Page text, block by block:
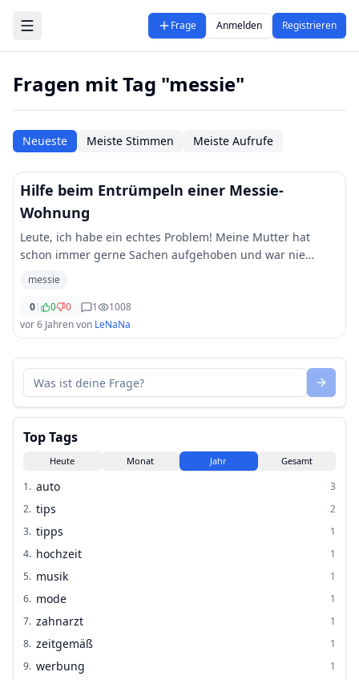
Zum Hauptinhalt springen
Frage Anmelden Registrieren
Fragen mit Tag "messie"
Neueste Meiste Stimmen Meiste Aufrufe
Hilfe beim Entrümpeln einer Messie-
Wohnung
Leute, ich habe ein echtes Problem! Meine Mutter hat
schon immer gerne Sachen aufgehoben und war nie
jemand, der funktionierende Teile einfach weggeworfen
messie
0| 0 0 1
1008
vor 6 Jahrenvon LeNaNa
Top Tags
Heute Monat Jahr Gesamt
1. auto
3
2. tips
2
3. tipps
1
4. hochzeit
1
5. musik
1
6. mode
1
7. zahnarzt
1
8. zeitgemäß
1
9. werbung
1